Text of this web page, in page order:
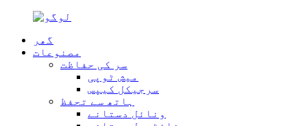
گھر
مصنوعات
سر کی حفاظت
میش ٹوپی
سرجیکل کیپس
ہاتھ سے تحفظ
ونائل دستانے